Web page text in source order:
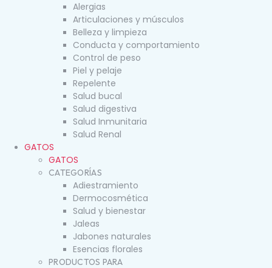
Alergias
Articulaciones y músculos
Belleza y limpieza
Conducta y comportamiento
Control de peso
Piel y pelaje
Repelente
Salud bucal
Salud digestiva
Salud Inmunitaria
Salud Renal
GATOS
GATOS
CATEGORÍAS
Adiestramiento
Dermocosmética
Salud y bienestar
Jaleas
Jabones naturales
Esencias florales
PRODUCTOS PARA